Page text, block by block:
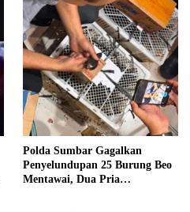
Polda Sumbar Gagalkan
Penyelundupan 25 Burung Beo
Mentawai, Dua Pria